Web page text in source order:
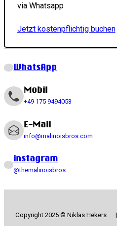
via Whatsapp
Jetzt kostenpflichtig buchen
WhatsApp
Mobil
+49 175 9494053
E-Mail
info@malinoisbros.com
instagram
@themalinoisbros
Copyright 2025 © Niklas Hekers |